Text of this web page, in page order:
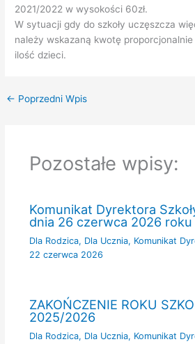
2021/2022 w wysokości 60zł.
W sytuacji gdy do szkoły uczęszcza
należy wskazaną kwotę
ilość dzieci.
← Poprzedni Wpis
Pozostałe wpisy:
Komunikat Dyrektora
dnia 26 czerwca 2026 roku
Dla Rodzica, Dla Ucznia, Komunikat
22 czerwca 2026
ZAKOŃCZENIE ROKU
2025/2026
Dla Rodzica, Dla Ucznia, Komunikat